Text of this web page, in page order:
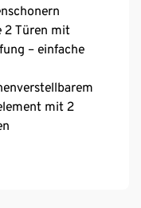
2 Türen mit
– einfache
mit 2